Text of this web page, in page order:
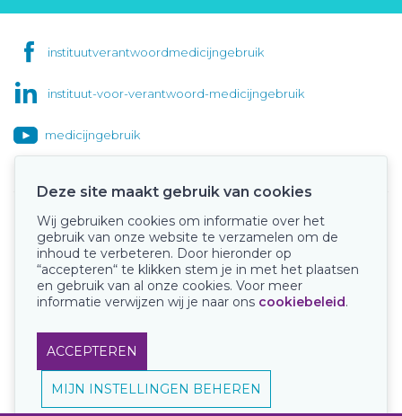
instituutverantwoordmedicijngebruik
instituut-voor-verantwoord-medicijngebruik
medicijngebruik
Onze keurmerken
Deze site maakt gebruik van cookies
Wij gebruiken cookies om informatie over het
gebruik van onze website te verzamelen om de
inhoud te verbeteren. Door hieronder op
“accepteren“ te klikken stem je in met het plaatsen
en gebruik van al onze cookies. Voor meer
informatie verwijzen wij je naar ons cookiebeleid.
ACCEPTEREN
MIJN INSTELLINGEN BEHEREN